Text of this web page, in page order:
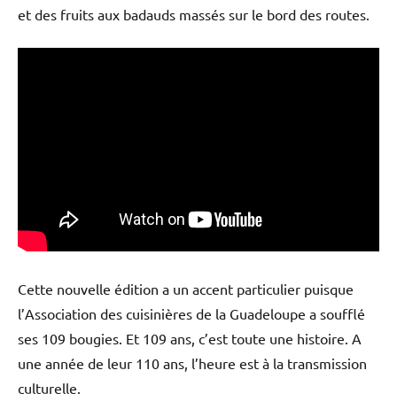
et des fruits aux badauds massés sur le bord des routes.
Cette nouvelle édition a un accent particulier puisque
l’Association des cuisinières de la Guadeloupe a soufflé
ses 109 bougies. Et 109 ans, c’est toute une histoire. A
une année de leur 110 ans, l’heure est à la transmission
culturelle.